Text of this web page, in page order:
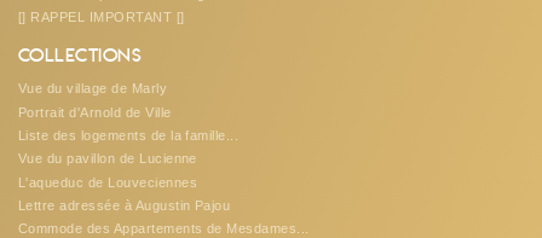
[] RAPPEL IMPORTANT []
Collections
Vue du village de Marly
Portrait d'Arnold de Ville
Liste des logements de la famille...
Vue du pavillon de Lucienne
L'aqueduc de Louveciennes
Lettre adressée à Augustin Pajou
Commode des Appartements de Mesdames...